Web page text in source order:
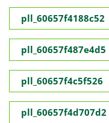
pll_60657f4188c52
pll_60657f487e4d5
pll_60657f4c5f526
pll_60657f4d707d2